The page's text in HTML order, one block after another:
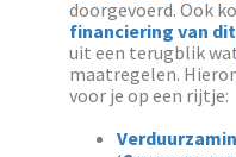
doorgevoerd. Ook
financiering van
uit een terugblik
maatregelen.
voor je op een rijtje: